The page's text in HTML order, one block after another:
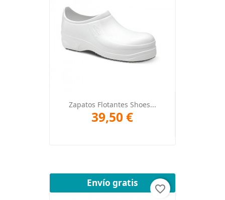
Zapatos Flotantes Shoes...
39,50 €
Envío gratis
favorite_border